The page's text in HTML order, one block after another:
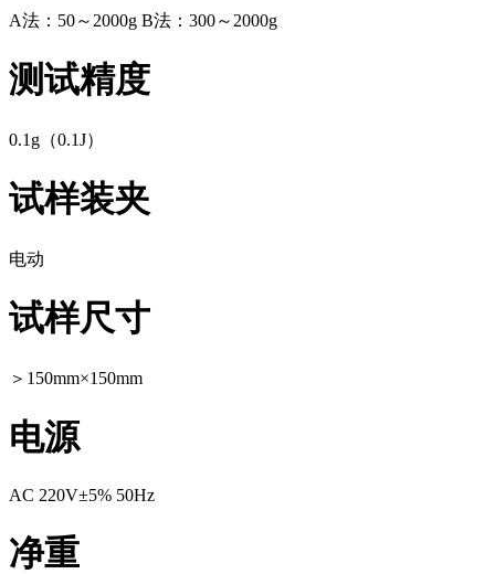
A法：50～2000g B法：300～2000g
测试精度
0.1g（0.1J）
试样装夹
电动
试样尺寸
＞150mm×150mm
电源
AC 220V±5% 50Hz
净重